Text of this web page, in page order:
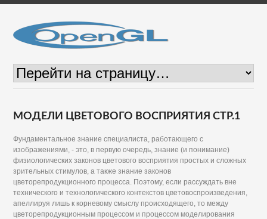
МОДЕЛИ ЦВЕТОВОГО ВОСПРИЯТИЯ СТР.1
Фундаментальное знание специалиста, работающего с
изображениями, - это, в первую очередь, знание (и понимание)
физиологических законов цветового восприятия простых и сложных
зрительных стимулов, а также знание законов
цветорепродукционного процесса. Поэтому, если рассуждать вне
технического и технологического контекстов цветовоспроизведения,
апеллируя лишь к корневому смыслу происходящего, то между
цветорепродукционным процессом и процессом моделирования